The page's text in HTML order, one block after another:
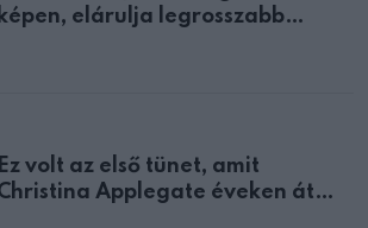
képen, elárulja legrosszabb
Ez volt az első tünet, amit
Applegate éveken át